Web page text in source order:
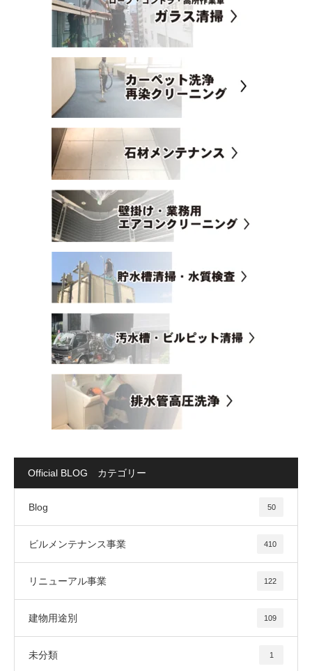
Official BLOG カテゴリー
Blog 50
ビルメンテナンス事業 410
リニューアル事業 122
建物用途別 109
未分類 1